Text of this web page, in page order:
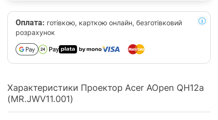
Оплата: готівкою, карткою онлайн, безготівковий
розрахунок
Характеристики Проектор Acer AOpen QH12a
(MR.JWV11.001)